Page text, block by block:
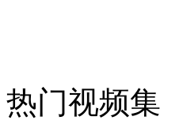
热门视频集